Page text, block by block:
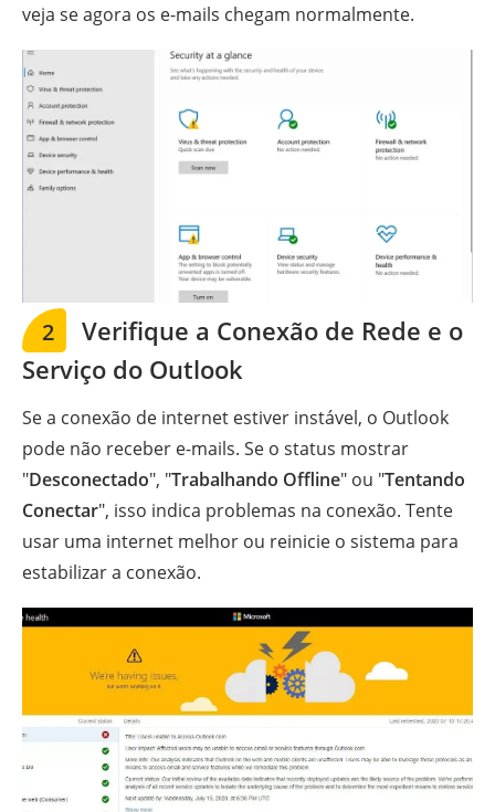
veja se agora os e-mails chegam normalmente.
2
Verifique a Conexão de Rede e o
Serviço do Outlook
Se a conexão de internet estiver instável, o Outlook
pode não receber e-mails. Se o status mostrar
"Desconectado", "Trabalhando Offline" ou "Tentando
Conectar", isso indica problemas na conexão. Tente
usar uma internet melhor ou reinicie o sistema para
estabilizar a conexão.